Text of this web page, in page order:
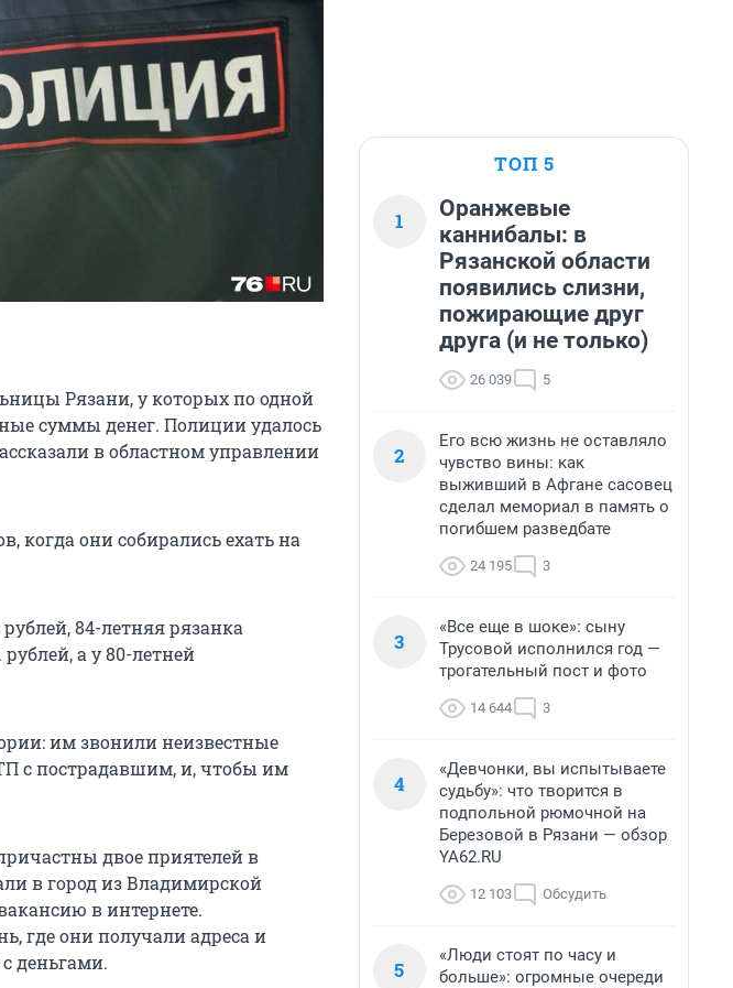
Рязани, у которых по одной
суммы денег. Полиции удалось
в областном управлении
они собирались ехать на
84-летняя рязанка
а у 80-летней
им звонили неизвестные
с пострадавшим, и, чтобы им
двое приятелей в
в город из Владимирской
в интернете.
где они получали адреса и
деньгами.
ТОП 5
1
Оранжевые
каннибалы: в
Рязанской области
появились слизни,
пожирающие друг
друга (и не только)
26 039 5
2
Его всю жизнь не оставляло
чувство вины: как
выживший в Афгане сасовец
сделал мемориал в память о
погибшем разведбате
24 195 3
3
«Все еще в шоке»: сыну
Трусовой исполнился год —
трогательный пост и фото
14 644 3
4
«Девчонки, вы испытываете
судьбу»: что творится в
подпольной рюмочной на
Березовой в Рязани — обзор
YA62.RU
12 103 Обсудить
5
«Люди стоят по часу и
больше»: огромные очереди